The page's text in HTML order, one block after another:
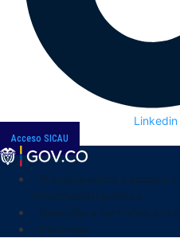
Linkedin
Acceso SICAU